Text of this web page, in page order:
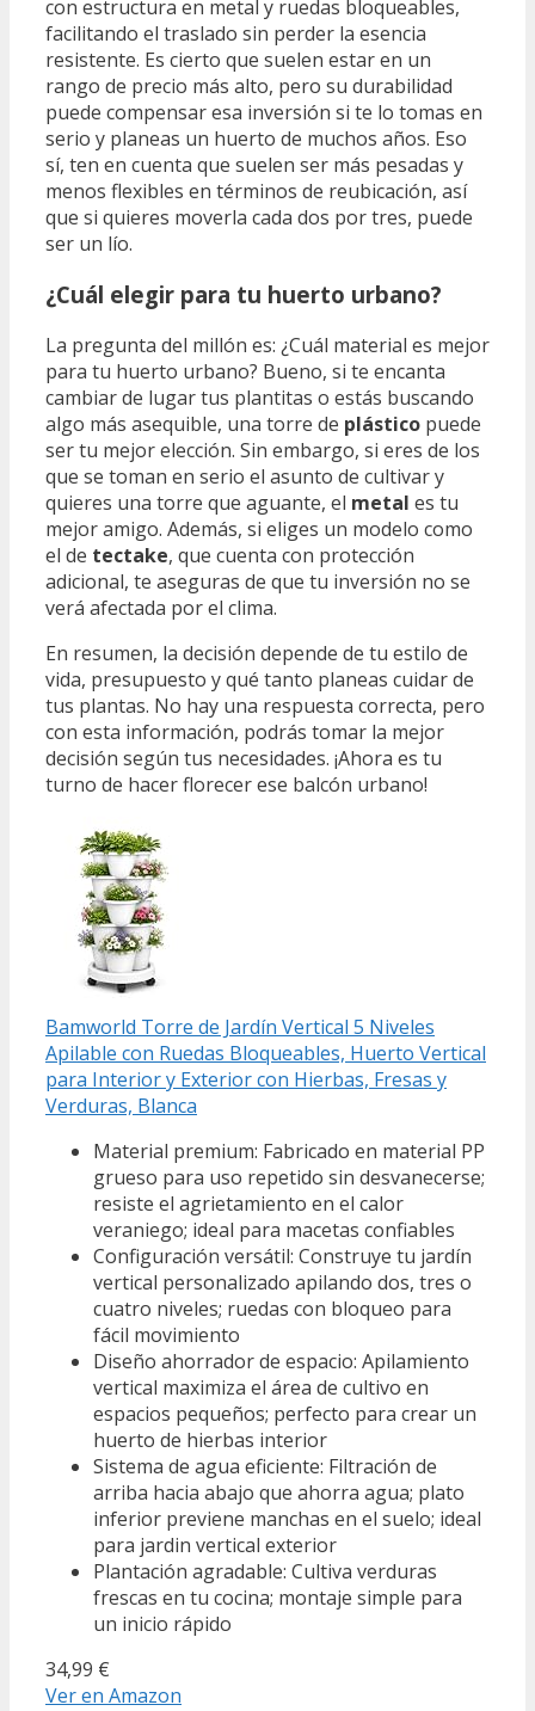
con estructura en metal y ruedas bloqueables,
facilitando el traslado sin perder la esencia
resistente. Es cierto que suelen estar en un
rango de precio más alto, pero su durabilidad
puede compensar esa inversión si te lo tomas en
serio y planeas un huerto de muchos años. Eso
sí, ten en cuenta que suelen ser más pesadas y
menos flexibles en términos de reubicación, así
que si quieres moverla cada dos por tres, puede
ser un lío.
¿Cuál elegir para tu huerto urbano?
La pregunta del millón es: ¿Cuál material es mejor
para tu huerto urbano? Bueno, si te encanta
cambiar de lugar tus plantitas o estás buscando
algo más asequible, una torre de plástico puede
ser tu mejor elección. Sin embargo, si eres de los
que se toman en serio el asunto de cultivar y
quieres una torre que aguante, el metal es tu
mejor amigo. Además, si eliges un modelo como
el de tectake, que cuenta con protección
adicional, te aseguras de que tu inversión no se
verá afectada por el clima.
En resumen, la decisión depende de tu estilo de
vida, presupuesto y qué tanto planeas cuidar de
tus plantas. No hay una respuesta correcta, pero
con esta información, podrás tomar la mejor
decisión según tus necesidades. ¡Ahora es tu
turno de hacer florecer ese balcón urbano!
Bamworld Torre de Jardín Vertical 5 Niveles
Apilable con Ruedas Bloqueables, Huerto Vertical
para Interior y Exterior con Hierbas, Fresas y
Verduras, Blanca
Material premium: Fabricado en material PP
grueso para uso repetido sin desvanecerse;
resiste el agrietamiento en el calor
veraniego; ideal para macetas confiables
Configuración versátil: Construye tu jardín
vertical personalizado apilando dos, tres o
cuatro niveles; ruedas con bloqueo para
fácil movimiento
Diseño ahorrador de espacio: Apilamiento
vertical maximiza el área de cultivo en
espacios pequeños; perfecto para crear un
huerto de hierbas interior
Sistema de agua eficiente: Filtración de
arriba hacia abajo que ahorra agua; plato
inferior previene manchas en el suelo; ideal
para jardin vertical exterior
Plantación agradable: Cultiva verduras
frescas en tu cocina; montaje simple para
un inicio rápido
34,99 €
Ver en Amazon